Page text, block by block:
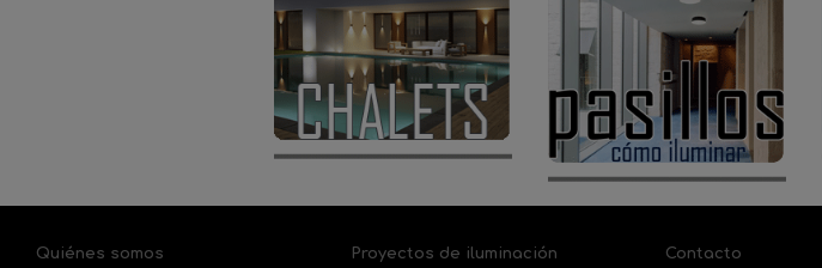
Quiénes somos Proyectos de iluminación Contacto